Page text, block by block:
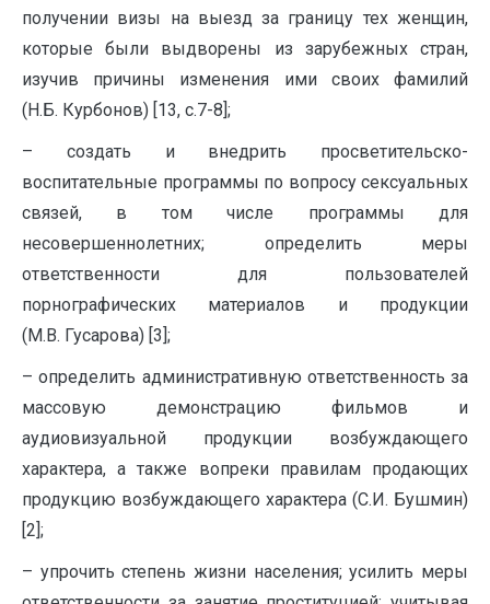
получении визы на выезд за границу тех женщин,
которые были выдворены из зарубежных стран,
изучив причины изменения ими своих фамилий
(Н.Б. Курбонов) [13, с.7-8];
– создать и внедрить просветительско-
воспитательные программы по вопросу сексуальных
связей, в том числе программы для
несовершеннолетних; определить меры
ответственности для пользователей
порнографических материалов и продукции
(М.В. Гусарова) [3];
– определить административную ответственность за
массовую демонстрацию фильмов и
аудиовизуальной продукции возбуждающего
характера, а также вопреки правилам продающих
продукцию возбуждающего характера (С.И. Бушмин)
[2];
– упрочить степень жизни населения; усилить меры